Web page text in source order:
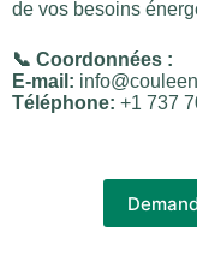
de vos besoins
📞 Coordonnées :
E-mail:
Téléphone: +1 737